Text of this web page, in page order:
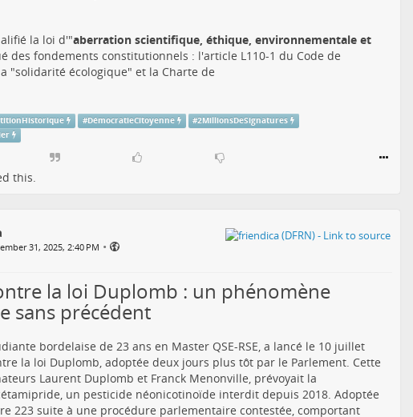
la loi d'"aberration scientifique, éthique, environnementale et
des fondements constitutionnels : l'article L110-1 du Code de
"solidarité écologique" et la Charte de
#DémocratieCitoyenne #2MillionsDeSignatures
this.
31, 2025, 2:40 PM •
la loi Duplomb : un phénomène
sans précédent
bordelaise de 23 ans en Master QSE-RSE, a lancé le 10 juillet
la loi Duplomb, adoptée deux jours plus tôt par le Parlement. Cette
Laurent Duplomb et Franck Menonville, prévoyait la
un pesticide néonicotinoïde interdit depuis 2018. Adoptée
223 suite à une procédure parlementaire contestée, comportant